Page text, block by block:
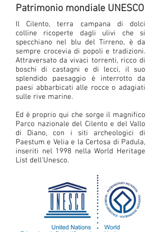
Patrimonio mondiale UNESCO
Il Cilento, terra campana di dolci
colline ricoperte dagli ulivi che si
specchiano nel blu del Tirreno, è da
sempre crocevia di popoli e tradizioni.
Attraversato da vivaci torrenti, ricco di
boschi di castagni e di lecci, il suo
splendido paesaggio è interrotto da
paesi abbarbicati alle rocce o adagiati
sulle rive marine.
Ed è proprio qui che sorge il magnifico
Parco nazionale del Cilento e del Vallo
di Diano, con i siti archeologici di
Paestum e Velia e la Certosa di Padula,
inseriti nel 1998 nella World Heritage
List dell'Unesco.